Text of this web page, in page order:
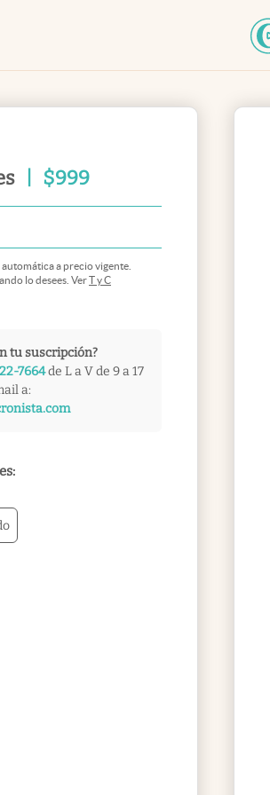
$999
a precio vigente.
lo desees. VerT y C
tu suscripción?
7664de L a V de 9 a 17
a: